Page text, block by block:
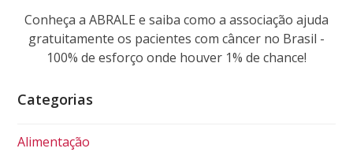
Conheça a ABRALE e saiba como a associação ajuda
gratuitamente os pacientes com câncer no Brasil -
100% de esforço onde houver 1% de chance!
Categorias
Alimentação